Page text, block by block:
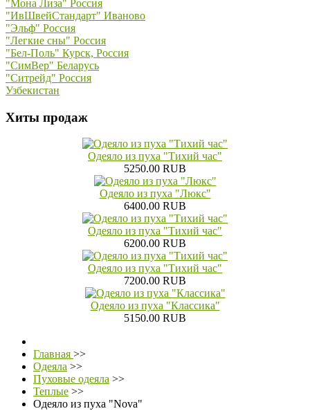
"Мона Лиза" Россия
"ИвШвейСтандарт" Иваново
"Эльф" Россия
"Легкие сны" Россия
"Бел-Поль" Курск, Россия
"СимВер" Беларусь
"Ситрейд" Россия
Узбекистан
Хиты продаж
Одеяло из пуха "Тихий час"
5250.00 RUB
Одеяло из пуха "Люкс"
6400.00 RUB
Одеяло из пуха "Тихий час"
6200.00 RUB
Одеяло из пуха "Тихий час"
7200.00 RUB
Одеяло из пуха "Классика"
5150.00 RUB
Главная >>
Одеяла >>
Пуховые одеяла >>
Теплые >>
Одеяло из пуха "Nova"